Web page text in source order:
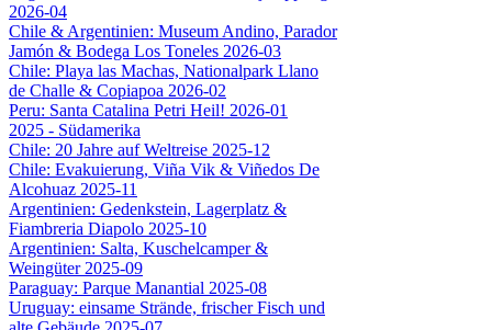
2026-04
Chile & Argentinien: Museum Andino, Parador
Jamón & Bodega Los Toneles 2026-03
Chile: Playa las Machas, Nationalpark Llano
de Challe & Copiapoa 2026-02
Peru: Santa Catalina Petri Heil! 2026-01
2025 - Südamerika
Chile: 20 Jahre auf Weltreise 2025-12
Chile: Evakuierung, Viña Vik & Viñedos De
Alcohuaz 2025-11
Argentinien: Gedenkstein, Lagerplatz &
Fiambreria Diapolo 2025-10
Argentinien: Salta, Kuschelcamper &
Weingüter 2025-09
Paraguay: Parque Manantial 2025-08
Uruguay: einsame Strände, frischer Fisch und